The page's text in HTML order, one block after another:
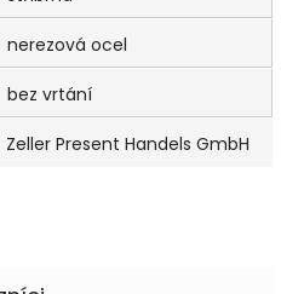
nerezová ocel
bez vrtání
Zeller Present Handels GmbH